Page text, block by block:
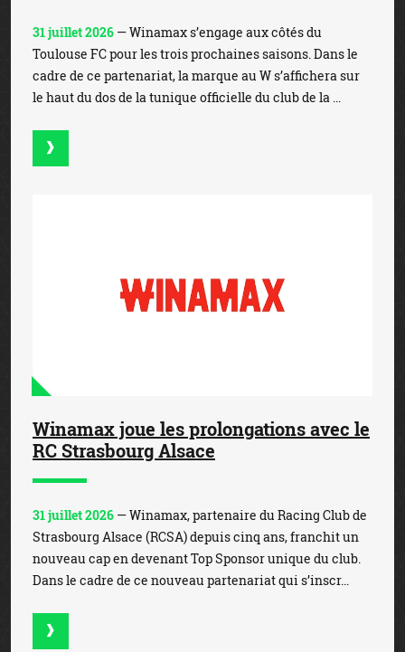
31 juillet 2026 — Winamax s’engage aux côtés du
Toulouse FC pour les trois prochaines saisons. Dans le
cadre de ce partenariat, la marque au W s’affichera sur
le haut du dos de la tunique officielle du club de la ...
Winamax joue les prolongations avec le
RC Strasbourg Alsace
31 juillet 2026 — Winamax, partenaire du Racing Club de
Strasbourg Alsace (RCSA) depuis cinq ans, franchit un
nouveau cap en devenant Top Sponsor unique du club.
Dans le cadre de ce nouveau partenariat qui s’inscr...